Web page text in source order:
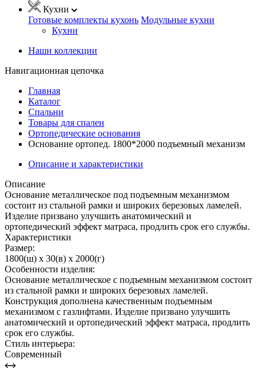
Кухни
Готовые комплекты кухонь Модульные кухни
Кухни
Наши коллекции
Навигационная цепочка
Главная
Каталог
Спальни
Товары для спален
Ортопедические основания
Основание ортопед. 1800*2000 подъемный механизм
Описание и характеристики
Описание
Основание металлическое под подъемным механизмом
состоит из стальной рамки и широких березовых ламелей.
Изделие призвано улучшить анатомический и
ортопедический эффект матраса, продлить срок его службы.
Характеристики
Размер:
1800(ш) x 30(в) x 2000(г)
Особенности изделия:
Основание металлическое с подъемным механизмом состоит
из стальной рамки и широких березовых ламелей.
Конструкция дополнена качественным подъемным
механизмом с газлифтами. Изделие призвано улучшить
анатомический и ортопедический эффект матраса, продлить
срок его службы.
Стиль интерьера:
Современный